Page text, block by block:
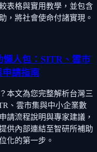
表格與實用教學，並包含
，將社會使命付諸實現。
懶人包：SITR、雲市
請指南
本文為您完整解析台灣三
、雲市集與中小企業數
請流程說明與專家建議，
供內部連結至智研所補助
化的第一步。